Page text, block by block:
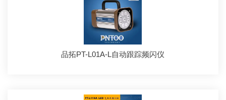
品拓PT-L01A-L自动跟踪频闪仪